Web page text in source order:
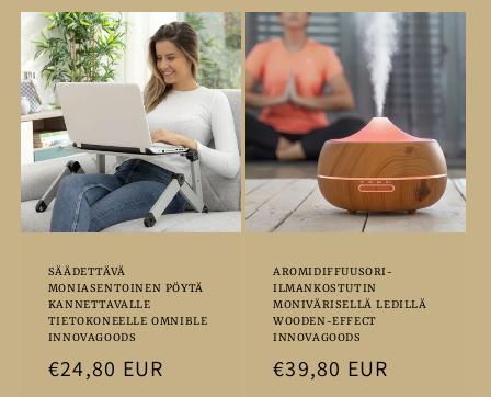
e
l
m
a
:
SÄÄDETTÄVÄ
MONIASENTOINEN PÖYTÄ
KANNETTAVALLE
TIETOKONEELLE OMNIBLE
INNOVAGOODS
Normaalihinta
€24,80 EUR
AROMIDIFFUUSORI-
ILMANKOSTUTIN
MONIVÄRISELLÄ LEDILLÄ
WOODEN-EFFECT
INNOVAGOODS
Normaalihinta
€39,80 EUR